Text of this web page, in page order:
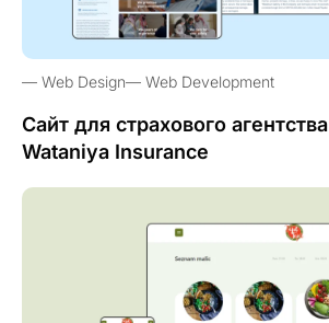
Web Design Web Development
Сайт для страхового агентства
Wataniya Insurance